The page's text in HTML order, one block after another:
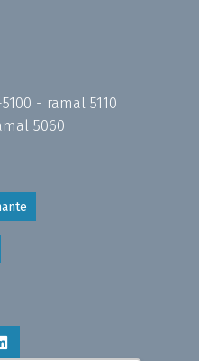
- ramal 5110
5060